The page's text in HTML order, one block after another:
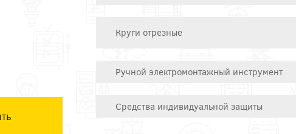
Круги отрезные
Ручной электромонтажный инструмент
Средства индивидуальной защиты